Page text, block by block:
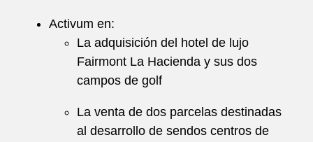
Activum en:
La adquisición del hotel de lujo
Fairmont La Hacienda y sus dos
campos de golf
La venta de dos parcelas destinadas
al desarrollo de sendos centros de